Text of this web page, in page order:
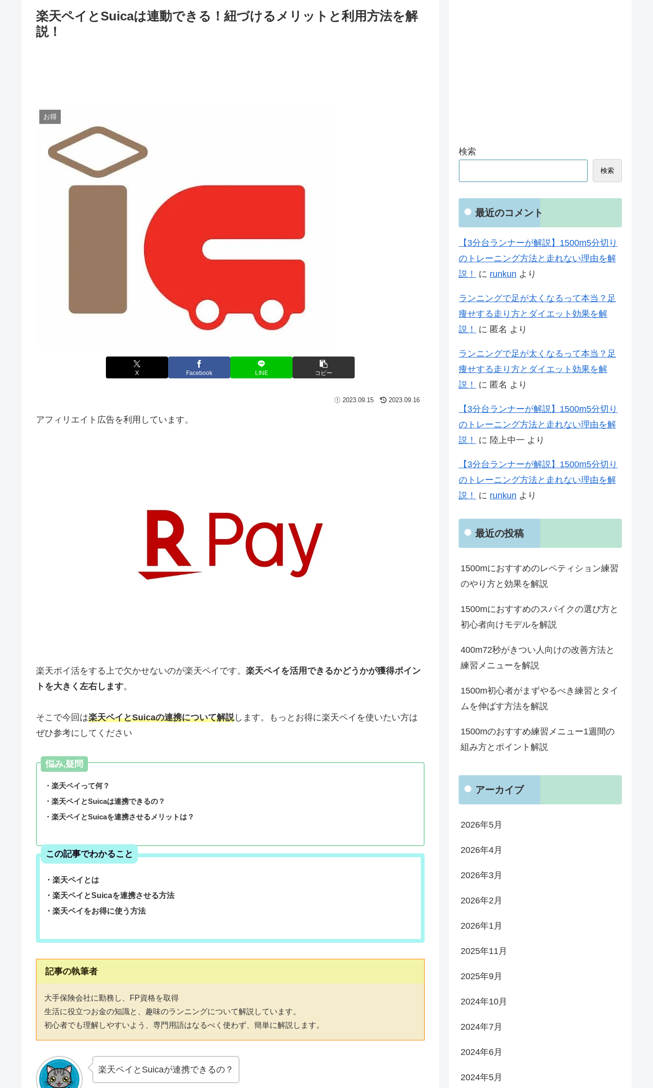
楽天ペイとSuicaは連動できる！紐づけるメリットと利用方法を解
説！
お得
X Facebook LINE コピー
2023.09.15 2023.09.16
アフィリエイト広告を利用しています。
楽天ポイ活をする上で欠かせないのが楽天ペイです。 楽天ペイを活用できるかどうかが獲得ポイン
トを大きく左右します。
そこで今回は楽天ペイとSuicaの連携について解説します。もっとお得に楽天ペイを使いたい方は
ぜひ参考にしてください
悩み,疑問
・楽天ペイって何？
・楽天ペイとSuicaは連携できるの？
・楽天ペイとSuicaを連携させるメリットは？
この記事でわかること
・楽天ペイとは
・楽天ペイとSuicaを連携させる方法
・楽天ペイをお得に使う方法
記事の執筆者
大手保険会社に勤務し、FP資格を取得
生活に役立つお金の知識と、趣味のランニングについて解説しています。
初心者でも理解しやすいよう、専門用語はなるべく使わず、簡単に解説します。
楽天ペイとSuicaが連携できるの？
検索
検索
最近のコメント
【3分台ランナーが解説】1500m5分切り
のトレーニング方法と走れない理由を解
説！
に runkun より
ランニングで足が太くなるって本当？足
痩せする走り方とダイエット効果を解
説！
に 匿名 より
ランニングで足が太くなるって本当？足
痩せする走り方とダイエット効果を解
説！
に 匿名 より
【3分台ランナーが解説】1500m5分切り
のトレーニング方法と走れない理由を解
説！
に 陸上中一 より
【3分台ランナーが解説】1500m5分切り
のトレーニング方法と走れない理由を解
説！
に runkun より
最近の投稿
1500mにおすすめのレペティション練習
のやり方と効果を解説
1500mにおすすめのスパイクの選び方と
初心者向けモデルを解説
400m72秒がきつい人向けの改善方法と
練習メニューを解説
1500m初心者がまずやるべき練習とタイ
ムを伸ばす方法を解説
1500mのおすすめ練習メニュー1週間の
組み方とポイント解説
アーカイブ
2026年5月
2026年4月
2026年3月
2026年2月
2026年1月
2025年11月
2025年9月
2024年10月
2024年7月
2024年6月
2024年5月